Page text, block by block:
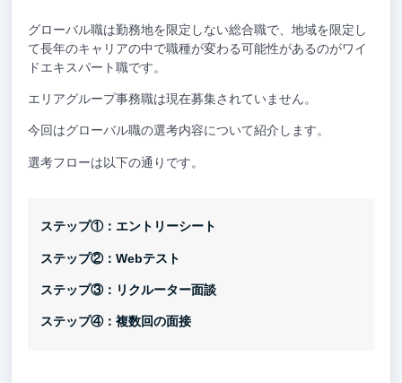
グローバル職は勤務地を限定しない総合職で、地域を限定し
て長年のキャリアの中で職種が変わる可能性があるのがワイ
ドエキスパート職です。
エリアグループ事務職は現在募集されていません。
今回はグローバル職の選考内容について紹介します。
選考フローは以下の通りです。
ステップ①：エントリーシート
ステップ②：Webテスト
ステップ③：リクルーター面談
ステップ④：複数回の面接